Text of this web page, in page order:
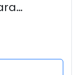
cm.
Partir de